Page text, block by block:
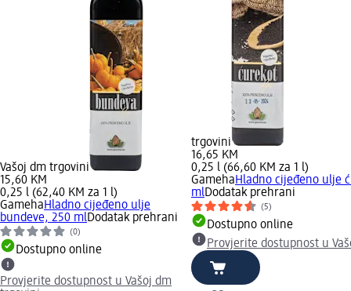
Vašoj dm trgovini
15,60 KM
0,25 l (62,40 KM za 1 l)
GamehaHladno cijeđeno ulje
bundeve, 250 mlDodatak prehrani
(0)
Dostupno online
Provjerite dostupnost u Vašoj dm
trgovini
16,65 KM
0,25 l (66,60 KM za 1 l)
GamehaHladno cijeđeno ulje
mlDodatak prehrani
(5)
Dostupno online
Provjerite dostupnost u